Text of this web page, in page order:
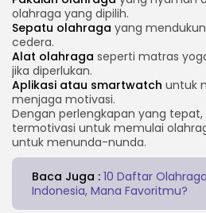
olahraga yang dipilih.
Sepatu olahraga yang
cedera.
Alat olahraga seperti matras
jika diperlukan.
Aplikasi atau smartwatch untuk
menjaga motivasi.
Dengan perlengkapan yang
termotivasi untuk memulai
untuk menunda-nunda.
Baca Juga : 10 Daftar
Indonesia, Mana Favoritmu?